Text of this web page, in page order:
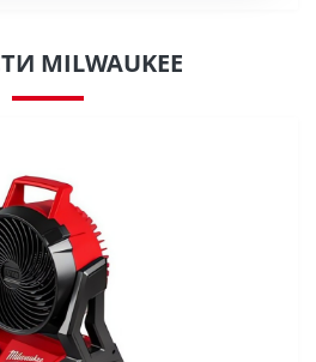
MILWAUKEE